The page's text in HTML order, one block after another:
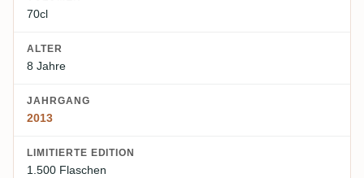
70cl
ALTER
8 Jahre
JAHRGANG
2013
LIMITIERTE EDITION
1.500 Flaschen